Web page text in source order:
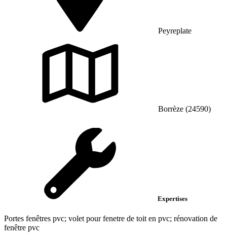
Peyreplate
Borrèze (24590)
Expertises
Portes fenêtres pvc; volet pour fenetre de toit en pvc; rénovation de
fenêtre pvc